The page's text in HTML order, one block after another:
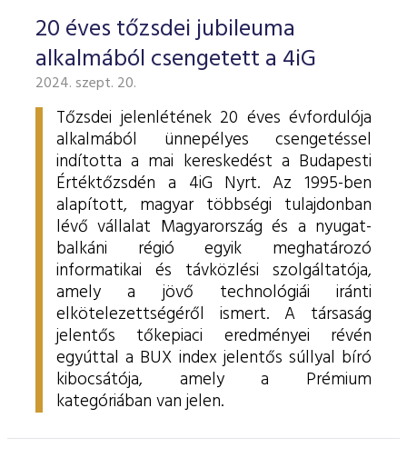
20 éves tőzsdei jubileuma
alkalmából csengetett a 4iG
2024. szept. 20.
Tőzsdei jelenlétének 20 éves évfordulója
alkalmából ünnepélyes csengetéssel
indította a mai kereskedést a Budapesti
Értéktőzsdén a 4iG Nyrt. Az 1995-ben
alapított, magyar többségi tulajdonban
lévő vállalat Magyarország és a nyugat-
balkáni régió egyik meghatározó
informatikai és távközlési szolgáltatója,
amely a jövő technológiái iránti
elkötelezettségéről ismert. A társaság
jelentős tőkepiaci eredményei révén
egyúttal a BUX index jelentős súllyal bíró
kibocsátója, amely a Prémium
kategóriában van jelen.